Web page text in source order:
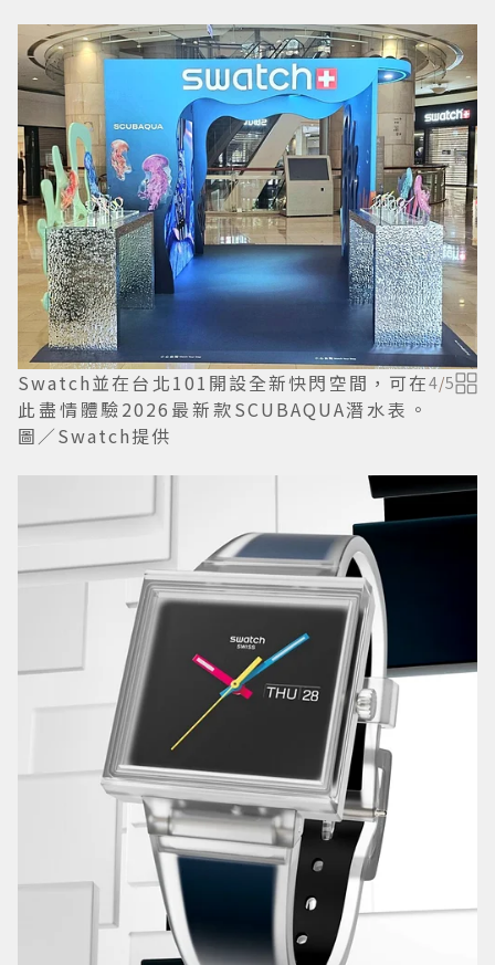
Swatch並在台北101開設全新快閃空間，可在
此盡情體驗2026最新款SCUBAQUA潛水表。
圖／Swatch提供
4/5